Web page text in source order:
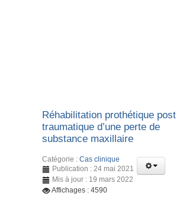
Réhabilitation prothétique post
traumatique d’une perte de
substance maxillaire
Catégorie : Cas clinique
Publication : 24 mai 2021
Mis à jour : 19 mars 2022
Affichages : 4590